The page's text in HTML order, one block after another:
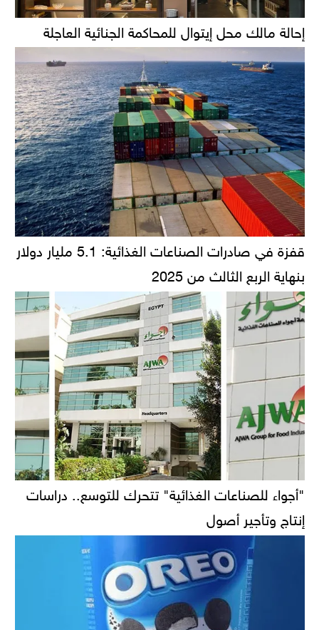
إحالة مالك محل إيتوال للمحاكمة الجنائية العاجلة
قفزة في صادرات الصناعات الغذائية: 5.1 مليار دولار
بنهاية الربع الثالث من 2025
"أجواء للصناعات الغذائية" تتحرك للتوسع.. دراسات
إنتاج وتأجير أصول